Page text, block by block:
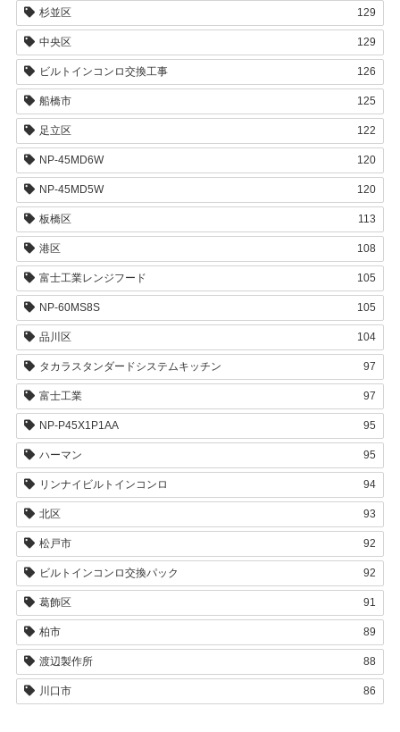
杉並区 129
中央区 129
ビルトインコンロ交換工事 126
船橋市 125
足立区 122
NP-45MD6W 120
NP-45MD5W 120
板橋区 113
港区 108
富士工業レンジフード 105
NP-60MS8S 105
品川区 104
タカラスタンダードシステムキッチン 97
富士工業 97
NP-P45X1P1AA 95
ハーマン 95
リンナイビルトインコンロ 94
北区 93
松戸市 92
ビルトインコンロ交換パック 92
葛飾区 91
柏市 89
渡辺製作所 88
川口市 86